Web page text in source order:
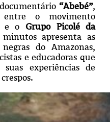
“Abebé”,
o movimento
o Grupo Picolé da
apresenta as
do Amazonas,
e educadoras que
experiências de